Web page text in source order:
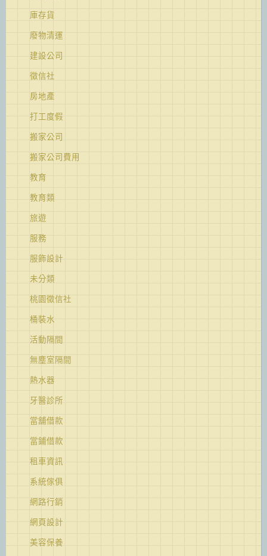
庫存貨
廢物清運
建設公司
徵信社
房地產
打工度假
搬家公司
搬家公司費用
教育
教育類
旅遊
服務
服飾設計
未分類
桃園徵信社
桶裝水
活動隔間
無塵室隔間
熱水器
牙醫診所
當舖借款
當鋪借款
租車資訊
系統傢俱
網路行銷
網頁設計
美容保養